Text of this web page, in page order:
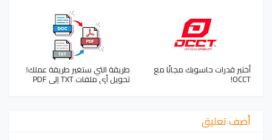
أختبر قدرات حاسوبك مجانًا مع
OCCT!
طريقة التي ستغير طريقة عملك!
تحويل أي ملفات TXT إلى PDF
أضف تعليق